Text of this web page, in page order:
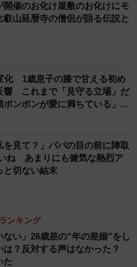
：奇食崇拝者 Rikutoさん）
開催のお化け屋敷のお化けにモ
山延暦寺の僧侶が語る伝説と
化 1歳息子の膝で甘える初め
響 これまで「見守る立場」だ
ンポンが愛に満ちている」
を見て？」パパの目の前に陣取
ね あまりにも健気な熱烈ア
と切ない結末
ンキング
ない」26歳差の“年の差婚”をし
？反対する声はなかった？
た